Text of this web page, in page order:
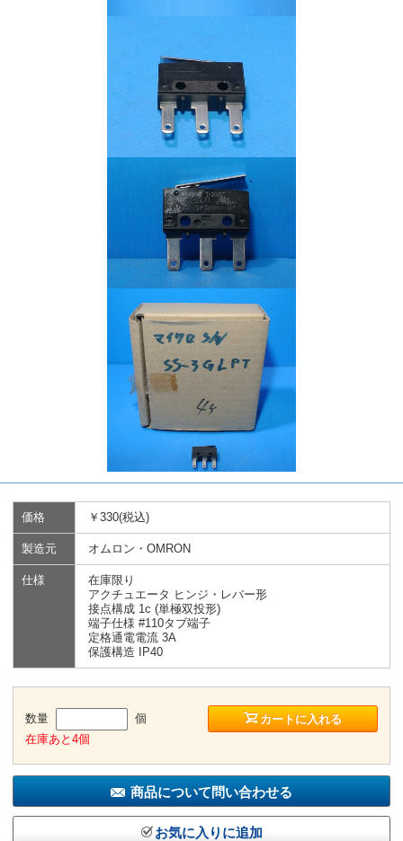
価格 ￥330(税込)
製造元 オムロン・OMRON
仕様
在庫限り
アクチュエータ ヒンジ・レバー形
接点構成 1c (単極双投形)
端子仕様 #110タブ端子
定格通電電流 3A
保護構造 IP40
数量
個
在庫あと4個
カートに入れる
商品について問い合わせる
お気に入りに追加